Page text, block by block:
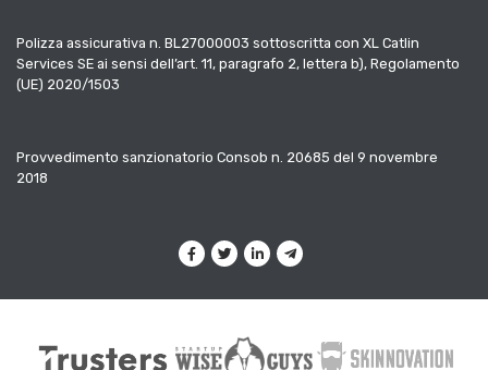
Polizza assicurativa n. BL27000003 sottoscritta con XL Catlin
Services SE ai sensi dell’art. 11, paragrafo 2, lettera b), Regolamento
(UE) 2020/1503
Provvedimento sanzionatorio Consob n. 20685 del 9 novembre
2018